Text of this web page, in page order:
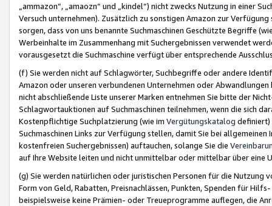
„ammazon“, „amaozn“ und „kindel“) nicht zwecks Nutzung in einer
Versuch unternehmen). Zusätzlich zu sonstigen Amazon zur
sorgen, dass von uns benannte Suchmaschinen Geschützte Begriffe
Werbeinhalte im Zusammenhang mit Suchergebnissen verwendet
vorausgesetzt die Suchmaschine verfügt über entsprechende
(f) Sie werden nicht auf Schlagwörter, Suchbegriffe oder andere
Amazon oder unseren verbundenen Unternehmen oder
nicht abschließende Liste unserer Marken entnehmen Sie bitte der
Schlagwortauktionen auf Suchmaschinen teilnehmen, wenn die sich
Kostenpflichtige Suchplatzierung (wie im Vergütungskatalog definiert)
Suchmaschinen Links zur Verfügung stellen, damit Sie bei
kostenfreien Suchergebnissen) auftauchen, solange Sie die
auf Ihre Website leiten und nicht unmittelbar oder mittelbar über eine
(g) Sie werden natürlichen oder juristischen Personen für die Nutzung
Form von Geld, Rabatten, Preisnachlässen, Punkten, Spenden für
beispielsweise keine Prämien- oder Treueprogramme auflegen, die